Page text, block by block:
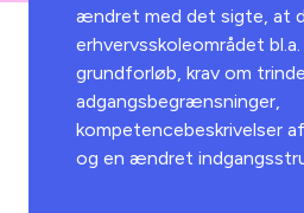
ændret med det sigte, at
erhvervsskoleområdet
grundforløb, krav om
adgangsbegrænsninger,
kompetencebeskrivelser
og en ændret